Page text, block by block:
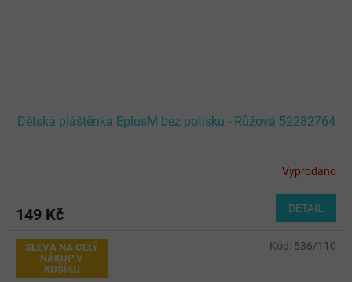
Dětská pláštěnka EplusM bez potisku - Růžová 52282764
Vyprodáno
149 Kč DETAIL
SLEVA NA CELÝ
NÁKUP V
KOŠÍKU
Kód: 536/110